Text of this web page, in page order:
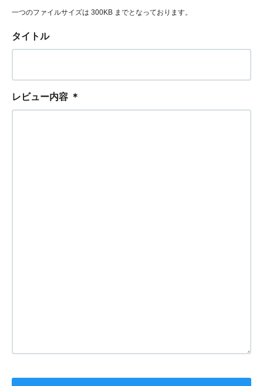
一つのファイルサイズは 300KB までとなっております。
タイトル
レビュー内容 ＊